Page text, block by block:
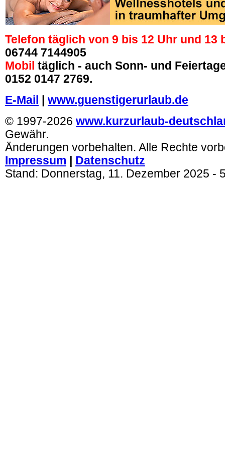
Telefon täglich von 9 bis 12 Uhr und 13
06744 7144905
Mobil täglich - auch Sonn- und
0152 0147 2769.
E-Mail
www.guenstigerurlaub.de
© 1997-2026 www.kurzurlaub-
Gewähr.
Änderungen vorbehalten. Alle Rechte
Impressum
Datenschutz
Stand: Donnerstag, 11. Dezember 2025 -